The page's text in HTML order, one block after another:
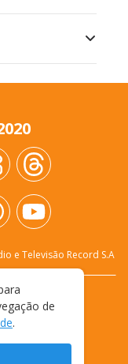
e Televisão Record S.A
de
.